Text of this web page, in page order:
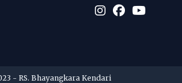
- RS. Bhayangkara Kendari